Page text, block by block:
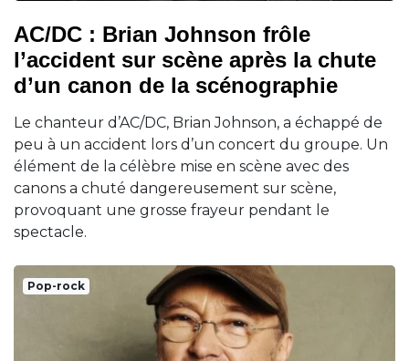
AC/DC : Brian Johnson frôle
l’accident sur scène après la chute
d’un canon de la scénographie
Le chanteur d’AC/DC, Brian Johnson, a échappé de
peu à un accident lors d’un concert du groupe. Un
élément de la célèbre mise en scène avec des
canons a chuté dangereusement sur scène,
provoquant une grosse frayeur pendant le
spectacle.
Pop-rock